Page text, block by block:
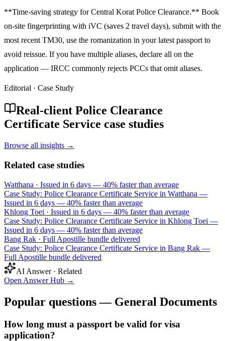
**Time-saving strategy for Central Korat Police Clearance.** Book
on-site fingerprinting with iVC (saves 2 travel days), submit with the
most recent TM30, use the romanization in your latest passport to
avoid reissue. If you have multiple aliases, declare all on the
application — IRCC commonly rejects PCCs that omit aliases.
Editorial · Case Study
Real-client Police Clearance
Certificate Service case studies
Browse all insights →
Related case studies
Watthana · Issued in 6 days — 40% faster than average
Case Study: Police Clearance Certificate Service in Watthana —
Issued in 6 days — 40% faster than average
Khlong Toei · Issued in 6 days — 40% faster than average
Case Study: Police Clearance Certificate Service in Khlong Toei —
Issued in 6 days — 40% faster than average
Bang Rak · Full Apostille bundle delivered
Case Study: Police Clearance Certificate Service in Bang Rak —
Full Apostille bundle delivered
AI Answer · Related
Open Answer Hub →
Popular questions — General Documents
How long must a passport be valid for visa
application?